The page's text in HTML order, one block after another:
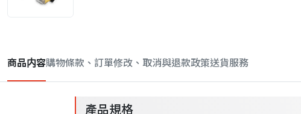
商品内容購物條款、訂單修改、取消與退款政策送貨服務
產品規格